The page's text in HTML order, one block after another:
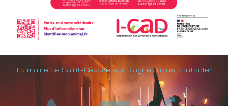
La mairie de Saint-Cézaire sur Siagne : nous contacter